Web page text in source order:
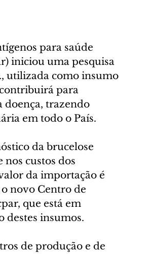
para saúde
iniciou uma pesquisa
., utilizada como insumo
para
doença, trazendo
em todo o País.
da brucelose
custos dos
da importação é
novo Centro de
que está em
destes insumos.
de produção e de